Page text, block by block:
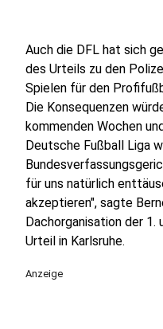
Auch die DFL hat sich
des Urteils zu den
Spielen für den
Die Konsequenzen
kommenden Wochen
Deutsche Fußball Liga
für uns natürlich
akzeptieren", sagte
Dachorganisation der 1.
Urteil in Karlsruhe.
Anzeige